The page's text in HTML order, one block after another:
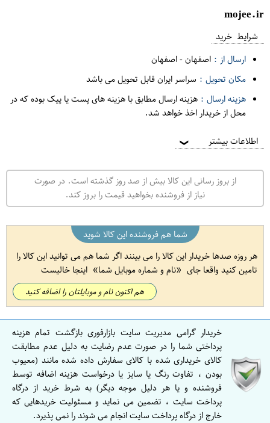
mojee.ir
شرایط خرید
ارسال از : اصفهان-اصفهان
مکان تحویل : سراسر ایران قابل تحویل می باشد
هزینه ارسال : هزینه ارسال مطابق با هزینه های پست یا پیک بوده که در
محل از خریدار اخذ خواهد شد.
اطلاعات بیشتر ❯
از بروز رسانی این کالا بیش از صد روز گذشته است. در صورت
نیاز از فروشنده بخواهید قیمت را بروز کند.
شما هم فروشنده این کالا شوید
هر روزه صدها خریدار این کالا را می بینند اگر شما هم می توانید این کالا را
تامین کنید واقعا جای
نام و شماره موبایل شما اینجا خالیست
هم اکنون نام و موبایلتان را اضافه کنید
خریدار گرامی مدیریت سایت بازارفوری بازگشت تمام هزینه
پرداختی شما را در صورت عدم رضایت به دلیل عدم مطابقت
کالای خریداری شده با کالای سفارش داده شده مانند (معیوب
بودن ، تفاوت رنگ یا سایز یا درخواست هزینه اضافه توسط
فروشنده و یا هر دلیل موجه دیگر) به شرط خرید از درگاه
پرداخت سایت ، تضمین می نماید و مسئولیت خریدهایی که
خارج از درگاه پرداخت سایت انجام می شوند را نمی پذیرد.